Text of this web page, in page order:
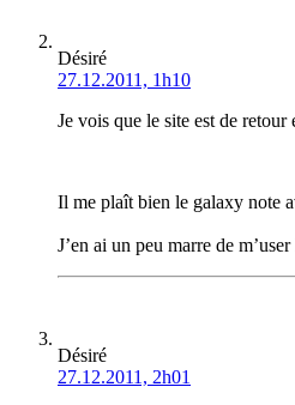
Désiré
27.12.2011, 1h10
Je vois que le site est de retour
Il me plaît bien le galaxy note
J’en ai un peu marre de
Désiré
27.12.2011, 2h01